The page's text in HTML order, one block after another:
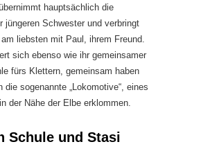
hauptsächlich die
jüngeren Schwester und verbringt
liebsten mit Paul, ihrem Freund.
sich ebenso wie ihr gemeinsamer
fürs Klettern, gemeinsam haben
die sogenannte „Lokomotive“, eines
der Nähe der Elbe erklommen.
Schule und Stasi